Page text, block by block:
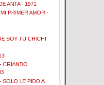
ANTA - 1971
PRIMER AMOR -
SOY TU CHICHI
CRIANDO
SOLO LE PIDO A